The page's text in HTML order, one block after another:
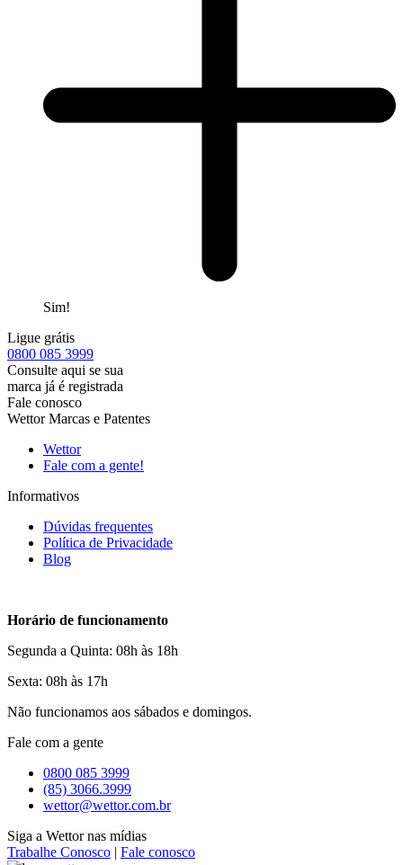
Sim!
Ligue grátis
0800 085 3999
Consulte aqui se sua
marca já é registrada
Fale conosco
Wettor Marcas e Patentes
Wettor
Fale com a gente!
Informativos
Dúvidas frequentes
Política de Privacidade
Blog
Horário de funcionamento
Segunda a Quinta: 08h às 18h
Sexta: 08h às 17h
Não funcionamos aos sábados e domingos.
Fale com a gente
0800 085 3999
(85) 3066.3999
wettor@wettor.com.br
Siga a Wettor nas mídias
Trabalhe Conosco | Fale conosco